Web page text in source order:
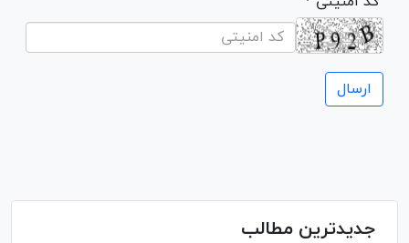
جدیدترین مطالب